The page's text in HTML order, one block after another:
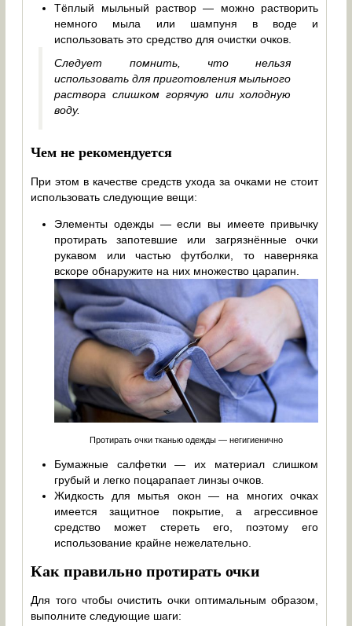
Тёплый мыльный раствор — можно растворить
немного мыла или шампуня в воде и
использовать это средство для очистки очков.
Следует помнить, что нельзя
использовать для приготовления мыльного
раствора слишком горячую или холодную
воду.
Чем не рекомендуется
При этом в качестве средств ухода за очками не стоит
использовать следующие вещи:
Элементы одежды — если вы имеете привычку
протирать запотевшие или загрязнённые очки
рукавом или частью футболки, то наверняка
вскоре обнаружите на них множество царапин.
Протирать очки тканью одежды — негигиенично
Бумажные салфетки — их материал слишком
грубый и легко поцарапает линзы очков.
Жидкость для мытья окон — на многих очках
имеется защитное покрытие, а агрессивное
средство может стереть его, поэтому его
использование крайне нежелательно.
Как правильно протирать очки
Для того чтобы очистить очки оптимальным образом,
выполните следующие шаги: